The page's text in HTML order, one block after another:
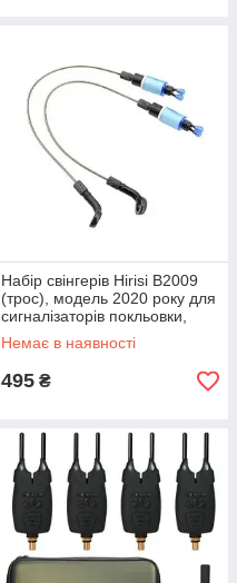
Набір свінгерів Hirisi B2009
(трос), модель 2020 року для
сигналізаторів покльовки,
2шт. жовтого кольору
Немає в наявності
495 ₴